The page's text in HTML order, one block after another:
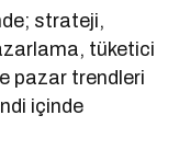
strateji,
tüketici
pazar trendleri
içinde